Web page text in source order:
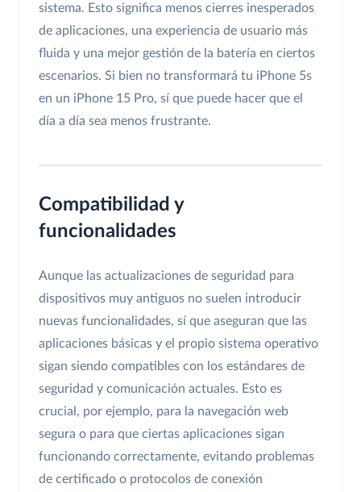
sistema. Esto significa menos cierres inesperados
de aplicaciones, una experiencia de usuario más
fluida y una mejor gestión de la batería en ciertos
escenarios. Si bien no transformará tu iPhone 5s
en un iPhone 15 Pro, sí que puede hacer que el
día a día sea menos frustrante.
Compatibilidad y
funcionalidades
Aunque las actualizaciones de seguridad para
dispositivos muy antiguos no suelen introducir
nuevas funcionalidades, sí que aseguran que las
aplicaciones básicas y el propio sistema operativo
sigan siendo compatibles con los estándares de
seguridad y comunicación actuales. Esto es
crucial, por ejemplo, para la navegación web
segura o para que ciertas aplicaciones sigan
funcionando correctamente, evitando problemas
de certificado o protocolos de conexión